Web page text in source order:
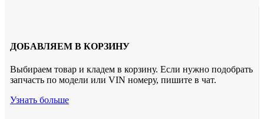
ДОБАВЛЯЕМ В КОРЗИНУ
Выбираем товар и кладем в корзину. Если нужно подобрать
запчасть по модели или VIN номеру, пишите в чат.
Узнать больше